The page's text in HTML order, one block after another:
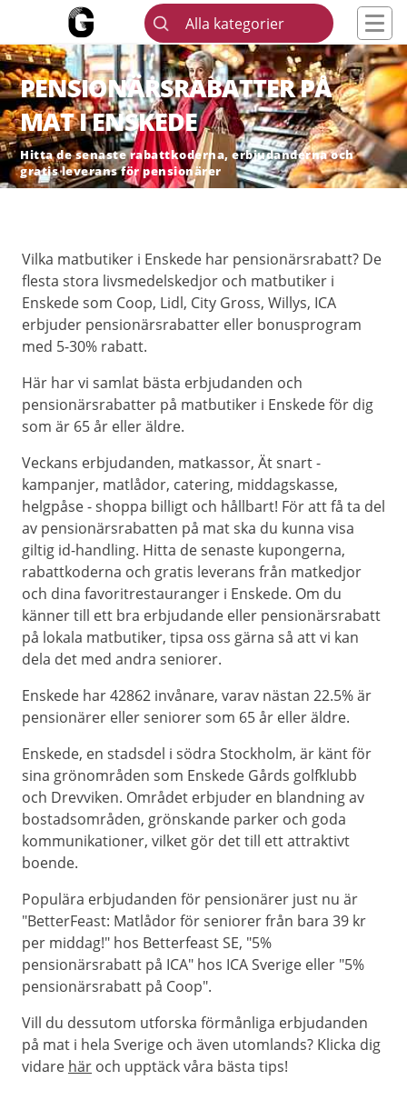
Alla kategorier
PENSIONÄRSRABATTER PÅ
MAT I ENSKEDE
Hitta de senaste rabattkoderna, erbjudanderna och
gratis leverans för pensionärer
Vilka matbutiker i Enskede har pensionärsrabatt? De
flesta stora livsmedelskedjor och matbutiker i
Enskede som Coop, Lidl, City Gross, Willys, ICA
erbjuder pensionärsrabatter eller bonusprogram
med 5-30% rabatt.
Här har vi samlat bästa erbjudanden och
pensionärsrabatter på matbutiker i Enskede för dig
som är 65 år eller äldre.
Veckans erbjudanden, matkassor, Ät snart -
kampanjer, matlådor, catering, middagskasse,
helgpåse - shoppa billigt och hållbart! För att få ta del
av pensionärsrabatten på mat ska du kunna visa
giltig id-handling. Hitta de senaste kupongerna,
rabattkoderna och gratis leverans från matkedjor
och dina favoritrestauranger i Enskede. Om du
känner till ett bra erbjudande eller pensionärsrabatt
på lokala matbutiker, tipsa oss gärna så att vi kan
dela det med andra seniorer.
Enskede har 42862 invånare, varav nästan 22.5% är
pensionärer eller seniorer som 65 år eller äldre.
Enskede, en stadsdel i södra Stockholm, är känt för
sina grönområden som Enskede Gårds golfklubb
och Drevviken. Området erbjuder en blandning av
bostadsområden, grönskande parker och goda
kommunikationer, vilket gör det till ett attraktivt
boende.
Populära erbjudanden för pensionärer just nu är
"BetterFeast: Matlådor för seniorer från bara 39 kr
per middag!" hos Betterfeast SE, "5%
pensionärsrabatt på ICA" hos ICA Sverige eller "5%
pensionärsrabatt på Coop".
Vill du dessutom utforska förmånliga erbjudanden
på mat i hela Sverige och även utomlands? Klicka dig
vidare här och upptäck våra bästa tips!